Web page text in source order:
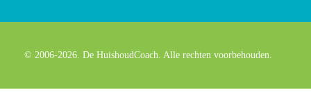
© 2006-2026. De HuishoudCoach. Alle rechten voorbehouden.